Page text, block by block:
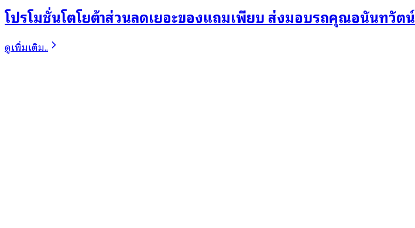
โปรโมชั่นโตโยต้าส่วนลดเยอะของแถมเพียบ ส่งมอบรถคุณอนันทวัตน์
ดูเพิ่มเติม..